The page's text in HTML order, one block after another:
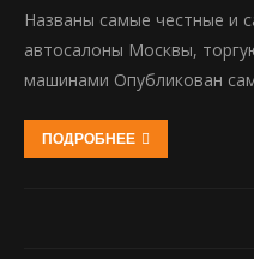
Названы самые честные и
автосалоны Москвы,
машинами Опубликован
ПОДРОБНЕЕ